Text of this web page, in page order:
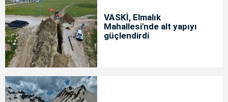
VASKİ, Elmalık
Mahallesi'nde alt yapıyı
güçlendirdi